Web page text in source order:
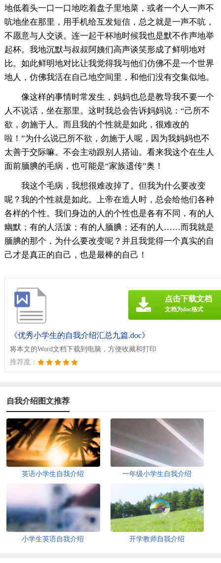
地低着头一口一口地吃着盘子里地菜，或者一个人一声不
吭地坐在那里，用手机给互发短信，总之就是一声不吭，
不愿意与人交谈。连一起干杯地时候我也是默不作声地举
起杯。我地沉默与叔叔阿姨们高声谈笑形成了鲜明地对
比。如此鲜明地对比让我觉得我与他们仿佛不是一个世界
地人，仿佛我活在自己地空间里，和他们没有交集似地。
像这样的事情时常发生，妈妈也总是教导我不要一个
人不说话，坐在那里。这时我总会告诉妈妈说：“己所不
欲，勿施于人。而且我的个性就是如此，很难改的
啦！”为什么说已所不欲，勿施于人呢，因为我妈妈也不
太善于交际嘛。不会主动跟别人搭讪。看来我这个在生人
面前腼腆的毛病，也可能是“家族遗传”奥！
我这个毛病，我想很难改掉了。但我为什么要改变
呢？我的个性就是如此。上帝在造人时，总会给他们各种
各样的个性。我们身边的人的个性也是各有不同，有的人
幽默；有的人活泼；有的人腼腆；还有的人……而我就是
腼腆的那个，为什么要改变呢？并且我觉得一个真实的自
己才是真正的自己，也是最棒的自己！
《优秀小学生的自我介绍汇总九篇.doc》
将本文的Word文档下载到电脑，方便收藏和打印
推荐度：
点击下载文档
文档为doc格式
自我介绍图文推荐
英语小学生自我介绍 一年级小学生自我介绍
小学生英语自我介绍 开学教师自我介绍